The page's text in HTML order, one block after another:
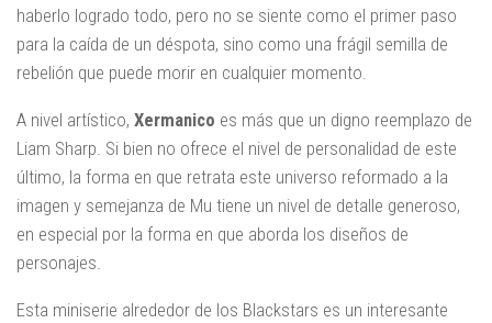
haberlo logrado todo, pero no se siente como el primer paso
para la caída de un déspota, sino como una frágil semilla de
rebelión que puede morir en cualquier momento.
A nivel artístico, Xermanico es más que un digno reemplazo de
Liam Sharp. Si bien no ofrece el nivel de personalidad de este
último, la forma en que retrata este universo reformado a la
imagen y semejanza de Mu tiene un nivel de detalle generoso,
en especial por la forma en que aborda los diseños de
personajes.
Esta miniserie alrededor de los Blackstars es un interesante